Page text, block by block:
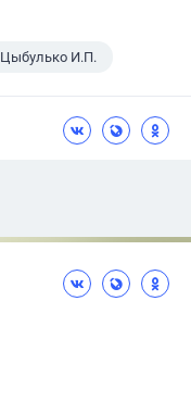
Цыбулько И.П.